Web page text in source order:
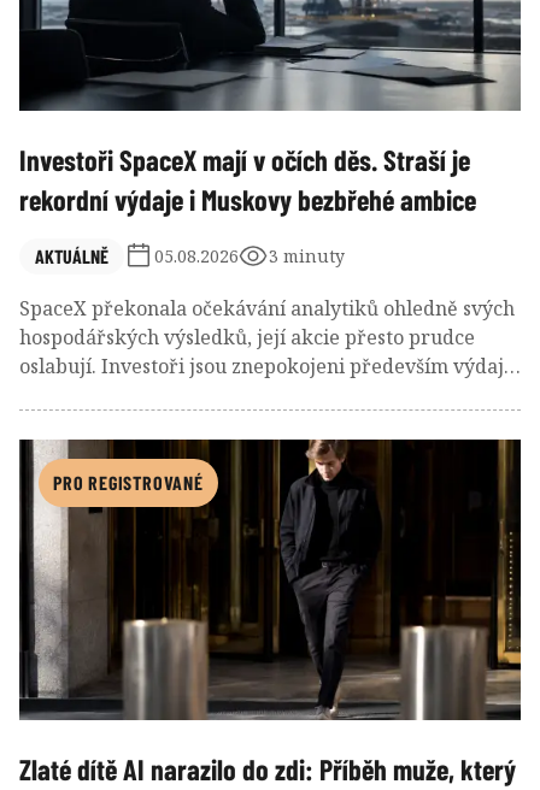
Investoři SpaceX mají v očích děs. Straší je
rekordní výdaje i Muskovy bezbřehé ambice
AKTUÁLNĚ 05.08.2026 3 minuty
SpaceX překonala očekávání analytiků ohledně svých
hospodářských výsledků, její akcie přesto prudce
oslabují. Investoři jsou znepokojeni především výdaji
centra na oběžné dráze i další expanzi Starlinku.
PRO REGISTROVANÉ
Zlaté dítě AI narazilo do zdi: Příběh muže, který